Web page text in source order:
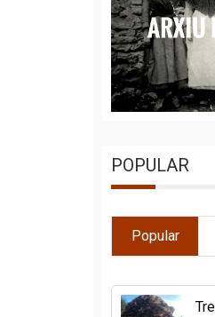
POPULAR
Popular